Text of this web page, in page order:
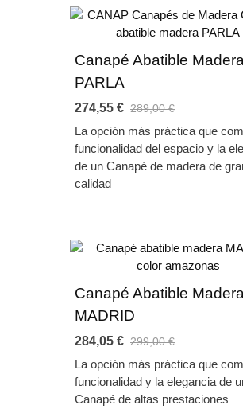
una amplísima gama de modelos de
diseños y múltiples acabados de madera
combinar a tu gusto.
Canapé Abatible Madera
PARLA
274,55 € 289,00 €
La opción más práctica que
funcionalidad del espacio y la
de un Canapé de madera de
calidad
Canapé Abatible Madera
MADRID
284,05 € 299,00 €
La opción más práctica que
funcionalidad y la elegancia de
Canapé de altas prestaciones